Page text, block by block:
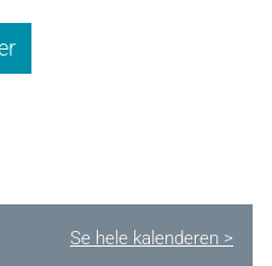
Se hele kalenderen >